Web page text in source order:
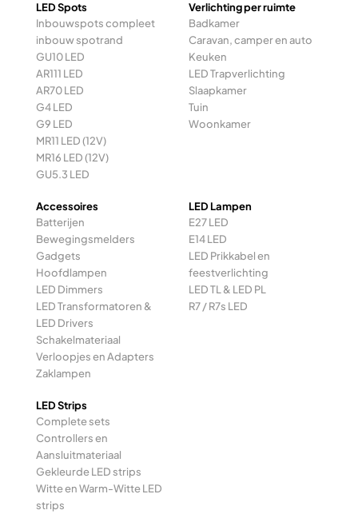
LED Spots
Inbouwspots compleet
inbouw spotrand
GU10 LED
AR111 LED
AR70 LED
G4 LED
G9 LED
MR11 LED (12V)
MR16 LED (12V)
GU5.3 LED
Verlichting per ruimte
Badkamer
Caravan, camper en auto
Keuken
LED Trapverlichting
Slaapkamer
Tuin
Woonkamer
Accessoires
Batterijen
Bewegingsmelders
Gadgets
Hoofdlampen
LED Dimmers
LED Transformatoren &
LED Drivers
Schakelmateriaal
Verloopjes en Adapters
Zaklampen
LED Lampen
E27 LED
E14 LED
LED Prikkabel en
feestverlichting
LED TL & LED PL
R7 / R7s LED
LED Strips
Complete sets
Controllers en
Aansluitmateriaal
Gekleurde LED strips
Witte en Warm-Witte LED
strips